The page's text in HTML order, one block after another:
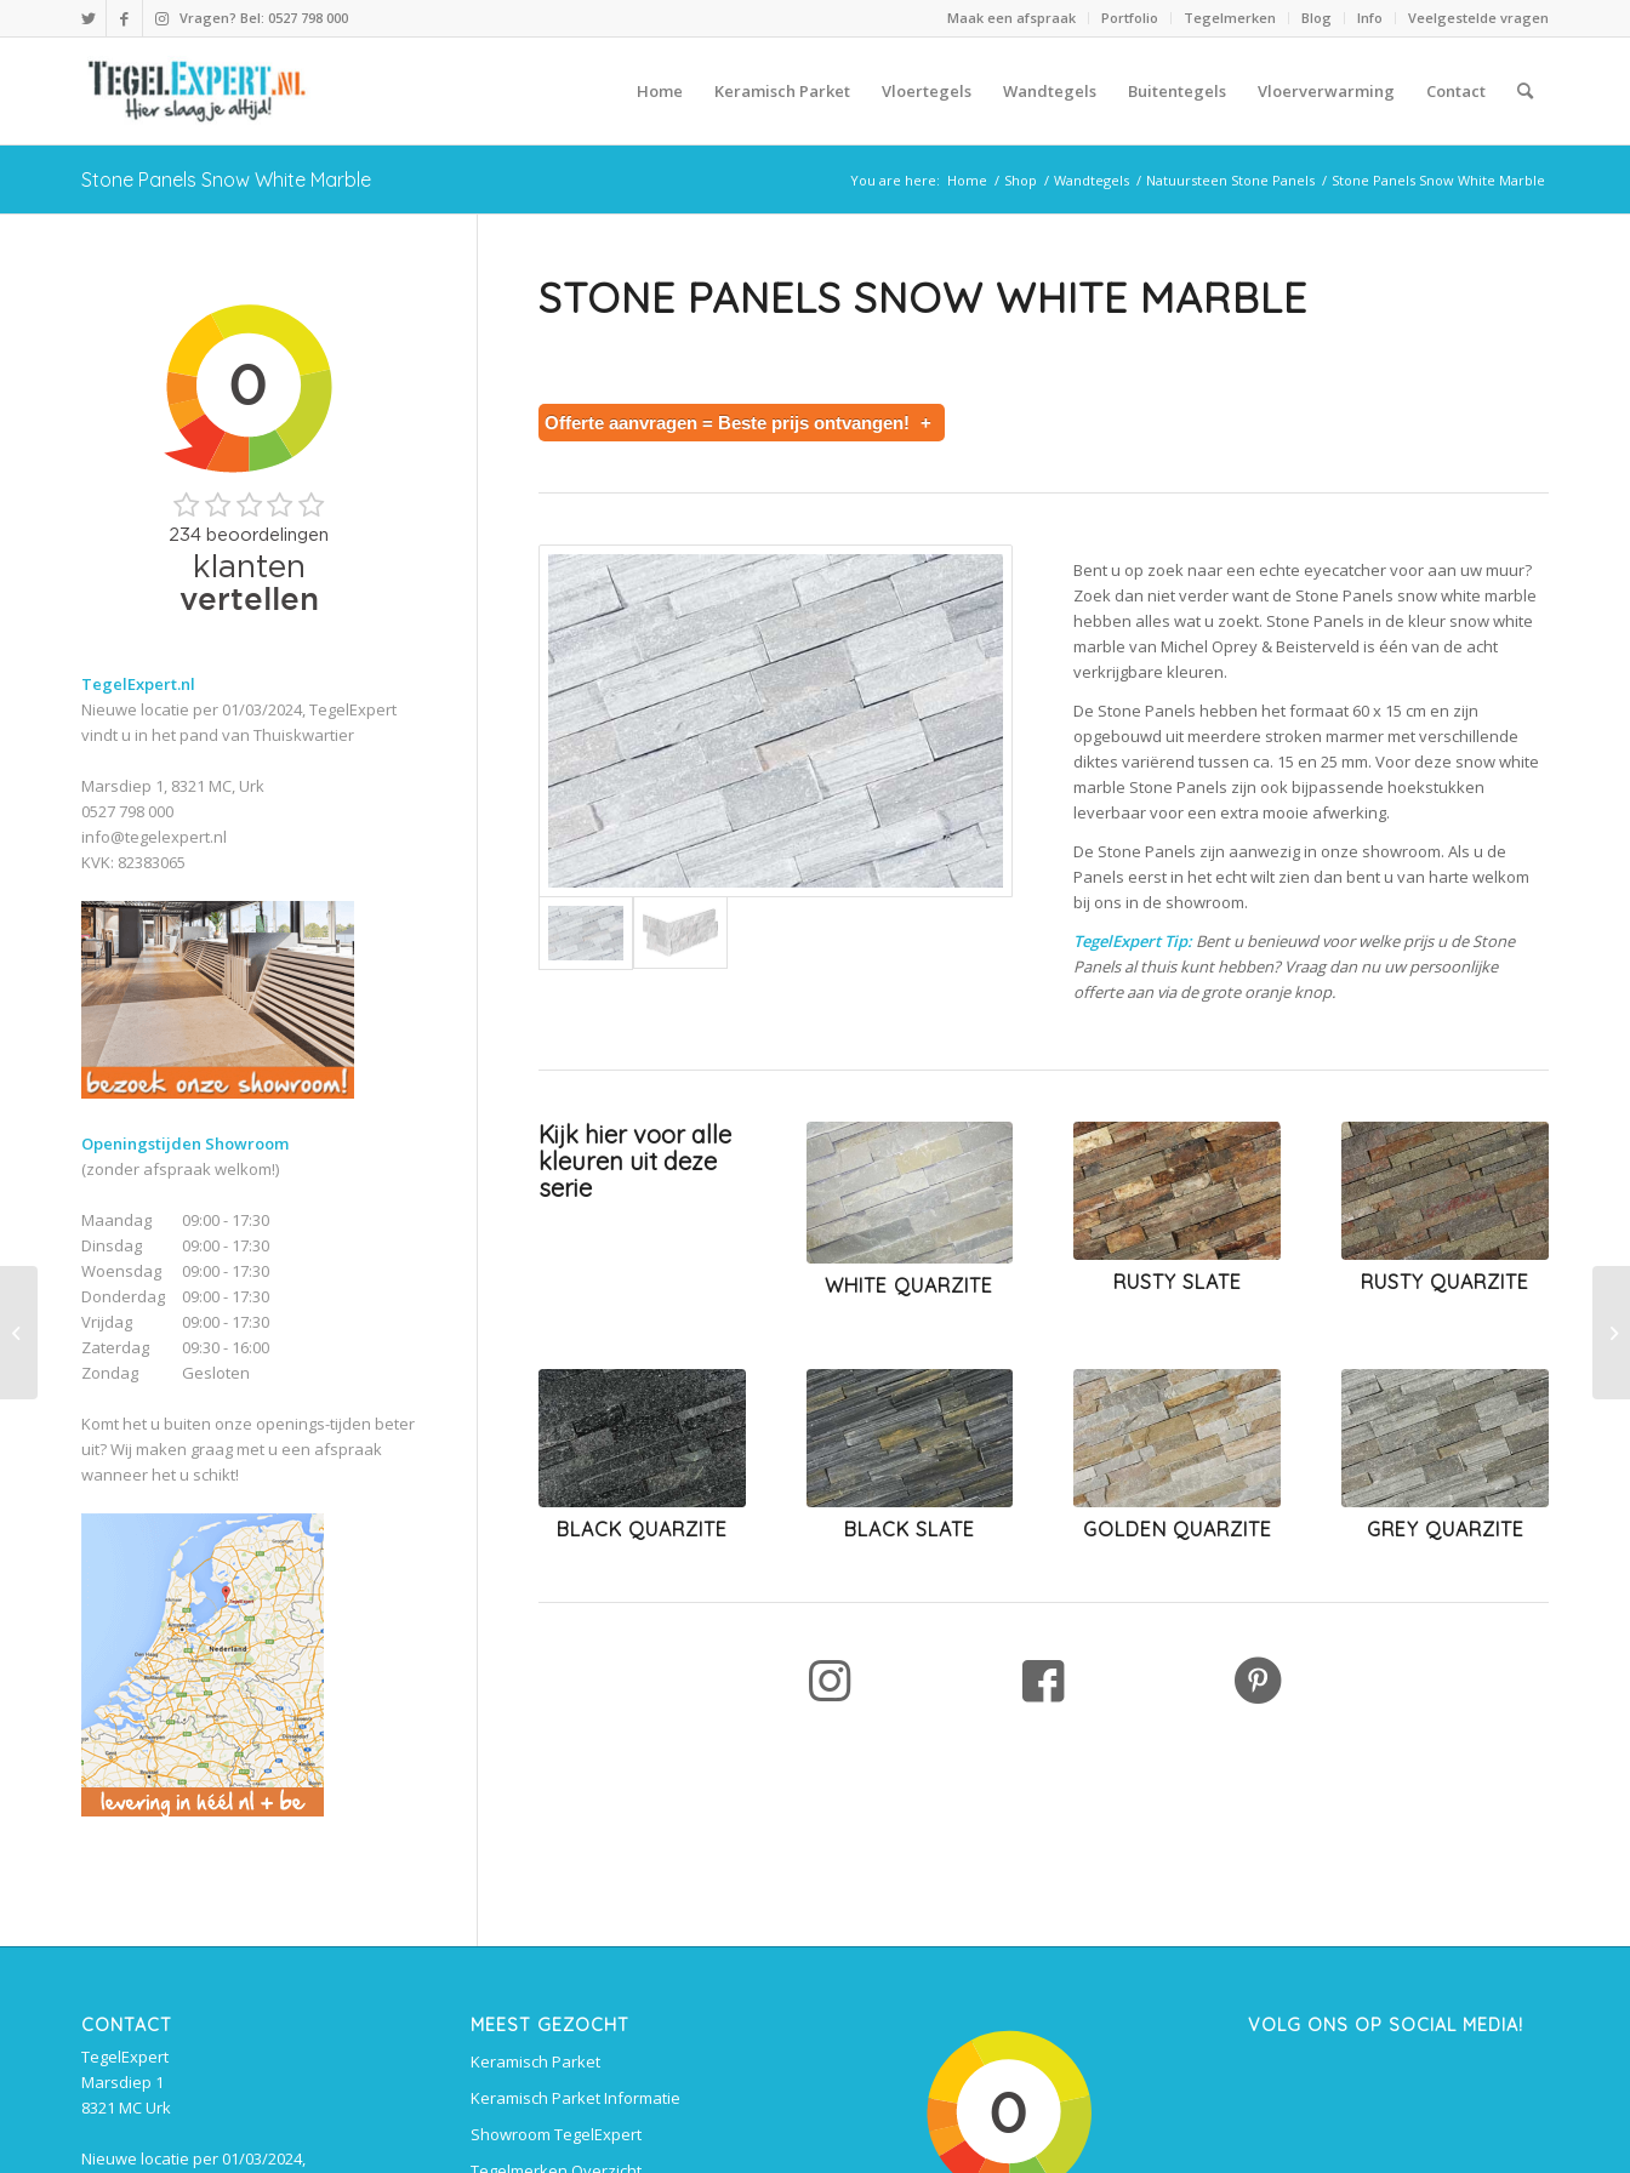
Maak een afspraak Portfolio Tegelmerken Blog Info Veelgestelde vragen
Vragen? Bel: 0527 798 000
Home Keramisch Parket Vloertegels Wandtegels Buitentegels Vloerverwarming Contact
Stone Panels Snow White Marble You are here: Home / Shop / Wandtegels / Natuursteen Stone Panels / Stone Panels Snow White Marble
STONE PANELS SNOW WHITE MARBLE
Offerte aanvragen = Beste prijs ontvangen! +
Bent u op zoek naar een echte eyecatcher voor aan uw muur?
Zoek dan niet verder want de Stone Panels snow white marble
hebben alles wat u zoekt. Stone Panels in de kleur snow white
marble van Michel Oprey & Beisterveld is één van de acht
verkrijgbare kleuren.
De Stone Panels hebben het formaat 60 x 15 cm en zijn
opgebouwd uit meerdere stroken marmer met verschillende
diktes variërend tussen ca. 15 en 25 mm. Voor deze snow white
marble Stone Panels zijn ook bijpassende hoekstukken
leverbaar voor een extra mooie afwerking.
De Stone Panels zijn aanwezig in onze showroom. Als u de
Panels eerst in het echt wilt zien dan bent u van harte welkom
bij ons in de showroom.
TegelExpert Tip:Bent u benieuwd voor welke prijs u de Stone
Panels al thuis kunt hebben? Vraag dan nu uw persoonlijke
offerte aan via de grote oranje knop.
Kijk hier voor alle
kleuren uit deze
serie
WHITE QUARZITE RUSTY SLATE RUSTY QUARZITE
BLACK QUARZITE BLACK SLATE GOLDEN QUARZITE GREY QUARZITE
TegelExpert.nl
Nieuwe locatie per 01/03/2024, TegelExpert
vindt u in het pand van Thuiskwartier
Marsdiep 1, 8321 MC, Urk
0527 798 000
info@tegelexpert.nl
KVK: 82383065
Openingstijden Showroom
(zonder afspraak welkom!)
Maandag
Dinsdag
Woensdag
Donderdag
Vrijdag
Zaterdag
Zondag
09:00 - 17:30
09:00 - 17:30
09:00 - 17:30
09:00 - 17:30
09:00 - 17:30
09:30 - 16:00
Gesloten
Komt het u buiten onze openings-tijden beter
uit? Wij maken graag met u een afspraak
wanneer het u schikt!
CONTACT
TegelExpert
Marsdiep 1
8321 MC Urk
Nieuwe locatie per 01/03/2024,
MEEST GEZOCHT
Keramisch Parket
Keramisch Parket Informatie
Showroom TegelExpert
VOLG ONS OP SOCIAL MEDIA!
Stone Panels Rusty